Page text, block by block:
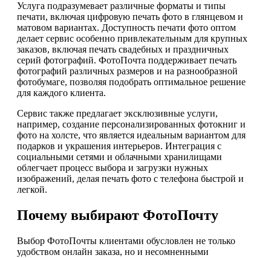
Услуга подразумевает различные форматы и типы
печати, включая цифровую печать фото в глянцевом и
матовом вариантах. Доступность печати фото оптом
делает сервис особенно привлекательным для крупных
заказов, включая печать свадебных и праздничных
серий фотографий. ФотоПочта поддерживает печать
фотографий различных размеров и на разнообразной
фотобумаге, позволяя подобрать оптимальное решение
для каждого клиента.
Сервис также предлагает эксклюзивные услуги,
например, создание персонализированных фотокниг и
фото на холсте, что является идеальным вариантом для
подарков и украшения интерьеров. Интеграция с
социальными сетями и облачными хранилищами
облегчает процесс выбора и загрузки нужных
изображений, делая печать фото с телефона быстрой и
легкой.
Почему выбирают ФотоПочту
Выбор ФотоПочты клиентами обусловлен не только
удобством онлайн заказа, но и несомненными